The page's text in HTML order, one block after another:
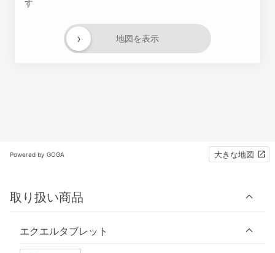
す
地図を表示
›
Powered by GOGA 大きな地図
取り扱い商品
エクエルタブレット